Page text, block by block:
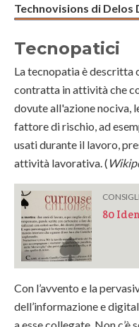
Technovisions di Delos
Tecnopatici
La tecnopatia è descritta
contratta in attività che
dovute all'azione nociva,
fattore di rischio, ad
usati durante il lavoro,
attività lavorativa. (
80
Con l’avvento e la
dell’informazione e